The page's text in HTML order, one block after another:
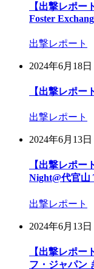
【出撃レポ
Foster
出撃レポート
2024年6月18日
【出撃レポー
出撃レポート
2024年6月13日
【出撃レポ
Night@代官山
出撃レポート
2024年6月13日
【出撃レポー
フ・ジャパン